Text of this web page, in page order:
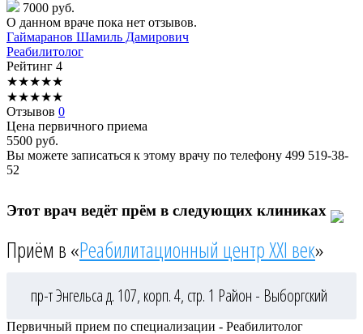
7000 руб.
О данном враче пока нет отзывов.
Гаймаранов Шамиль Дамирович
Реабилитолог
Рейтинг 4
★★★★★
★★★★★
Отзывов 0
Цена первичного приема
5500 руб.
Вы можете записаться к этому врачу по телефону 499 519-38-
52
Этот врач ведёт прём в следующих клиниках
Приём в «Реабилитационный центр XXI век»
пр-т Энгельса д. 107, корп. 4, стр. 1 Район - Выборгский
Первичный прием по специализации - Реабилитолог